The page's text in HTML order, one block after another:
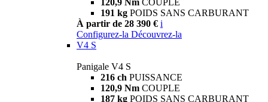
120,9 Nm COUPLE
191 kg POIDS SANS CARBURANT
À partir de 28 390 € i
Configurez-la Découvrez-la
V4 S
Panigale V4 S
216 ch PUISSANCE
120,9 Nm COUPLE
187 kg POIDS SANS CARBURANT